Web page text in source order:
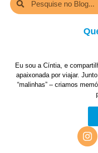
Eu sou a Cíntia, e
apaixonada por viajar.
“malinhas” – criamos